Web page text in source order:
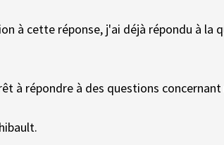
à cette réponse, j'ai déjà répondu à la
à répondre à des questions